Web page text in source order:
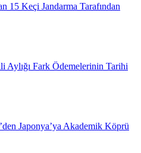
15 Keçi Jandarma Tarafından
Aylığı Fark Ödemelerinin Tarihi
Japonya’ya Akademik Köprü